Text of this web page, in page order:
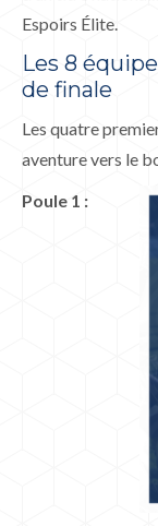
Espoirs Élite.
Les 8
de finale
Les quatre
aventure vers le
Poule 1 :